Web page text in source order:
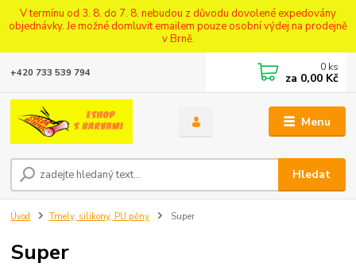
V termínu od 3. 8. do 7. 8. nebudou z důvodu dovolené expedovány
objednávky. Je možné domluvit emailem pouze osobní výdej na prodejně
v Brně.
Menu
Hledat
+420 733 539 794 0 ks
za 0,00 Kč
Úvod Tmely, silikony, PU pěny Super
Super